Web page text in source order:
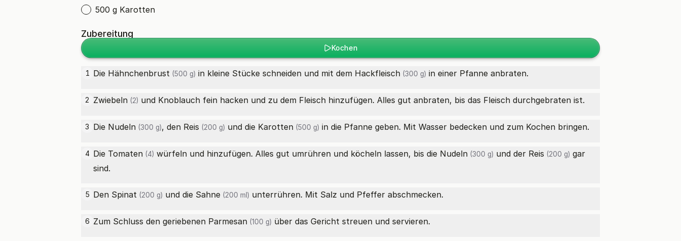
500 g Karotten
Zubereitung
Kochen
1 Die Hähnchenbrust (500 g) in kleine Stücke schneiden und mit dem Hackfleisch (300 g) in einer Pfanne anbraten.
2 Zwiebeln (2) und Knoblauch fein hacken und zu dem Fleisch hinzufügen. Alles gut anbraten, bis das Fleisch durchgebraten ist.
3 Die Nudeln (300 g), den Reis (200 g) und die Karotten (500 g) in die Pfanne geben. Mit Wasser bedecken und zum Kochen bringen.
4 Die Tomaten (4) würfeln und hinzufügen. Alles gut umrühren und köcheln lassen, bis die Nudeln (300 g) und der Reis (200 g) gar
sind.
5 Den Spinat (200 g) und die Sahne (200 ml) unterrühren. Mit Salz und Pfeffer abschmecken.
6 Zum Schluss den geriebenen Parmesan (100 g) über das Gericht streuen und servieren.